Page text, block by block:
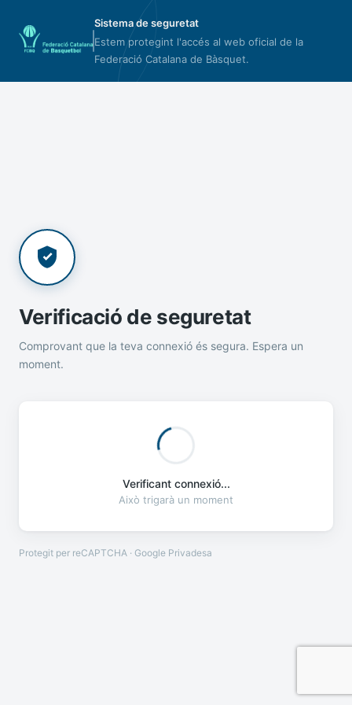
Sistema de seguretat
Estem protegint l'accés al web oficial de la
Federació Catalana de Bàsquet.
Verificació de seguretat
Comprovant que la teva connexió és segura. Espera un
moment.
Verificant connexió...
Això trigarà un moment
Protegit per reCAPTCHA · Google Privadesa